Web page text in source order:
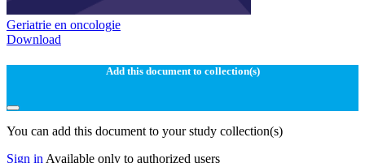
Geriatrie en oncologie
Download
Add this document to collection(s)
You can add this document to your study collection(s)
Sign in Available only to authorized users